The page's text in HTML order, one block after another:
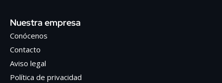
Nuestra empresa
Conócenos
Contacto
Aviso legal
Política de privacidad